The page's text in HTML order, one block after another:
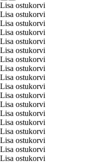
Lisa ostukorvi
Lisa ostukorvi
Lisa ostukorvi
Lisa ostukorvi
Lisa ostukorvi
Lisa ostukorvi
Lisa ostukorvi
Lisa ostukorvi
Lisa ostukorvi
Lisa ostukorvi
Lisa ostukorvi
Lisa ostukorvi
Lisa ostukorvi
Lisa ostukorvi
Lisa ostukorvi
Lisa ostukorvi
Lisa ostukorvi
Lisa ostukorvi